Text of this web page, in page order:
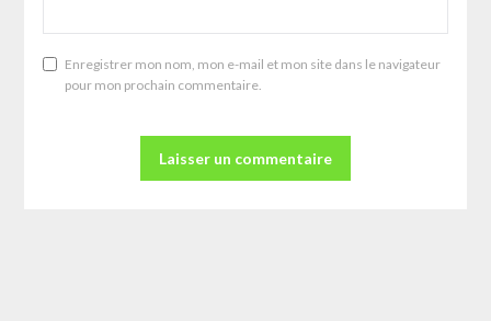
Enregistrer mon nom, mon e-mail et mon site dans le navigateur
pour mon prochain commentaire.